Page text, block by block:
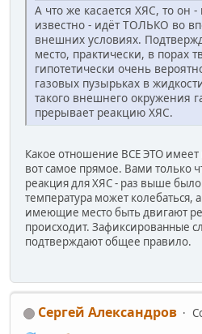
А что же касается ХЯС, то он -
известно - идёт ТОЛЬКО во
внешних условиях.
место, практически, в порах
гипотетически очень
газовых пузырьках в
такого внешнего окружения
прерывает реакцию ХЯС.
Какое отношение ВСЕ ЭТО
вот самое прямое. Вами только
реакция для ХЯС - раз выше
температура может колебаться,
имеющие место быть двигают
происходит. Зафиксированные
подтверждают общее правило.
Сергей Александров